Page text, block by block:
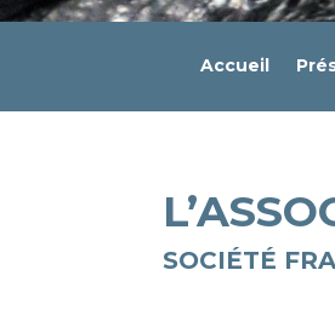
Accueil
SOCIÉTÉ